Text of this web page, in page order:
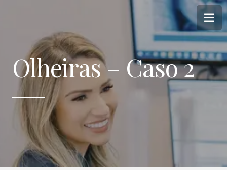
Olheiras – Caso 2